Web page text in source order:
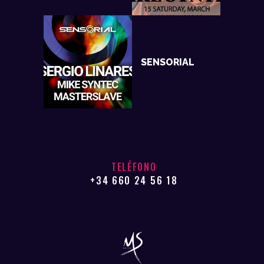
SENSORIAL
TELÉFONO
+34 660 24 56 18